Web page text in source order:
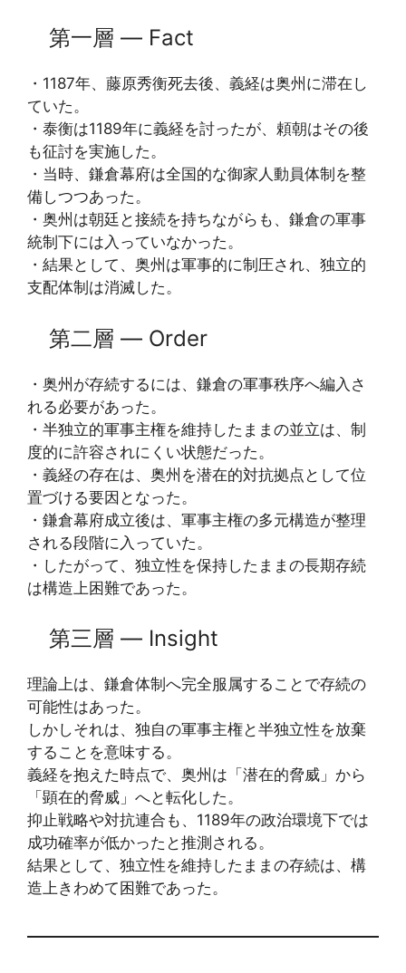
第一層 ― Fact
・1187年、藤原秀衡死去後、義経は奥州に滞在し
ていた。
・泰衡は1189年に義経を討ったが、頼朝はその後
も征討を実施した。
・当時、鎌倉幕府は全国的な御家人動員体制を整
備しつつあった。
・奥州は朝廷と接続を持ちながらも、鎌倉の軍事
統制下には入っていなかった。
・結果として、奥州は軍事的に制圧され、独立的
支配体制は消滅した。
第二層 ― Order
・奥州が存続するには、鎌倉の軍事秩序へ編入さ
れる必要があった。
・半独立的軍事主権を維持したままの並立は、制
度的に許容されにくい状態だった。
・義経の存在は、奥州を潜在的対抗拠点として位
置づける要因となった。
・鎌倉幕府成立後は、軍事主権の多元構造が整理
される段階に入っていた。
・したがって、独立性を保持したままの長期存続
は構造上困難であった。
第三層 ― Insight
理論上は、鎌倉体制へ完全服属することで存続の
可能性はあった。
しかしそれは、独自の軍事主権と半独立性を放棄
することを意味する。
義経を抱えた時点で、奥州は「潜在的脅威」から
「顕在的脅威」へと転化した。
抑止戦略や対抗連合も、1189年の政治環境下では
成功確率が低かったと推測される。
結果として、独立性を維持したままの存続は、構
造上きわめて困難であった。